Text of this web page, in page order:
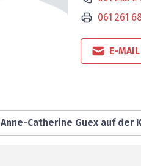
061 261
E-
Anne-Catherine Guex auf der